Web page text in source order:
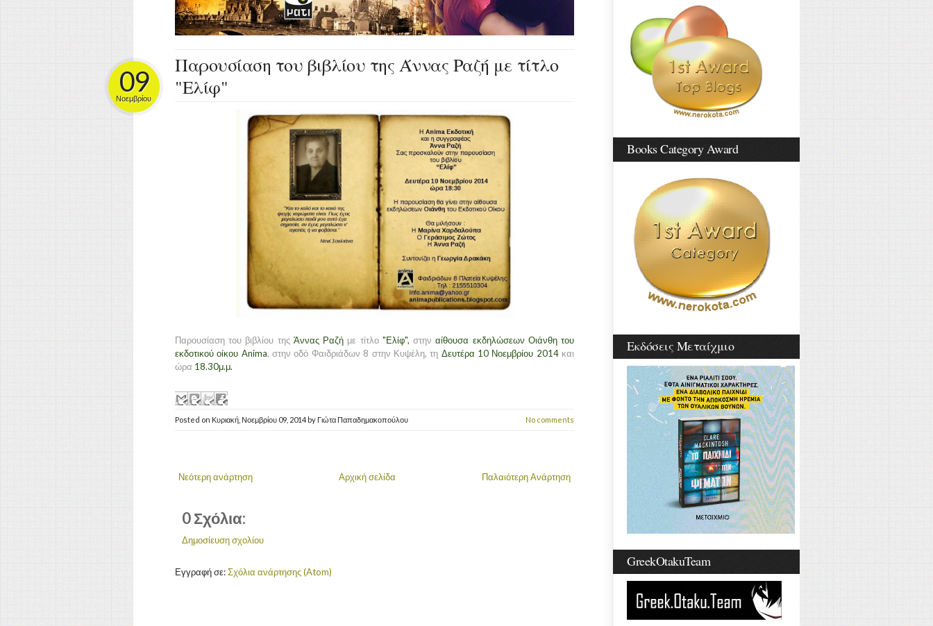
Παρουσίαση του βιβλίου της Άννας Ραζή με τίτλο
"Ελίφ"
09
Νοεμβρίου
Παρουσίαση του βιβλίου της Άννας Ραζή με τίτλο "Ελίφ", στηναίθουσα εκδηλώσεων Οιάνθη του
εκδοτικού οίκου Anima, στην οδό Φαιδριάδων 8 στην Κυψέλη, τη Δευτέρα 10 Νοεμβρίου 2014 και
ώρα 18.30μ.μ.
Posted on Κυριακή, Νοεμβρίου 09, 2014 by Γιώτα Παπαδημακοπούλου No comments
Νεότερη ανάρτηση Παλαιότερη Ανάρτηση
Αρχική σελίδα
0 Σχόλια:
Δημοσίευση σχολίου
Εγγραφή σε:Σχόλια ανάρτησης (Atom)
Books Category Award
Εκδόσεις Μεταίχμιο
GreekOtakuTeam